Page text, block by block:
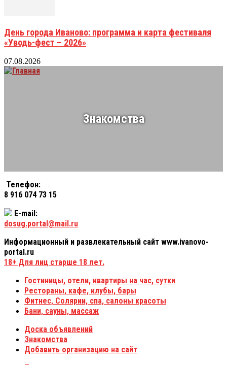
День города Иваново: программа и карта фестиваля
«Уводь-фест – 2026»
07.08.2026
Знакомства
Телефон:
8 916 074 73 15
E-mail:
dosug.portal@mail.ru
Информационный и развлекательный сайт www.ivanovo-
portal.ru
18+ Для лиц старше 18 лет.
Гостиницы, отели, квартиры на час, сутки
Рестораны, кафе, клубы, бары
Фитнес, Солярии, спа, салоны красоты
Бани, сауны, массаж
Доска объявлений
Знакомства
Добавить организацию на сайт